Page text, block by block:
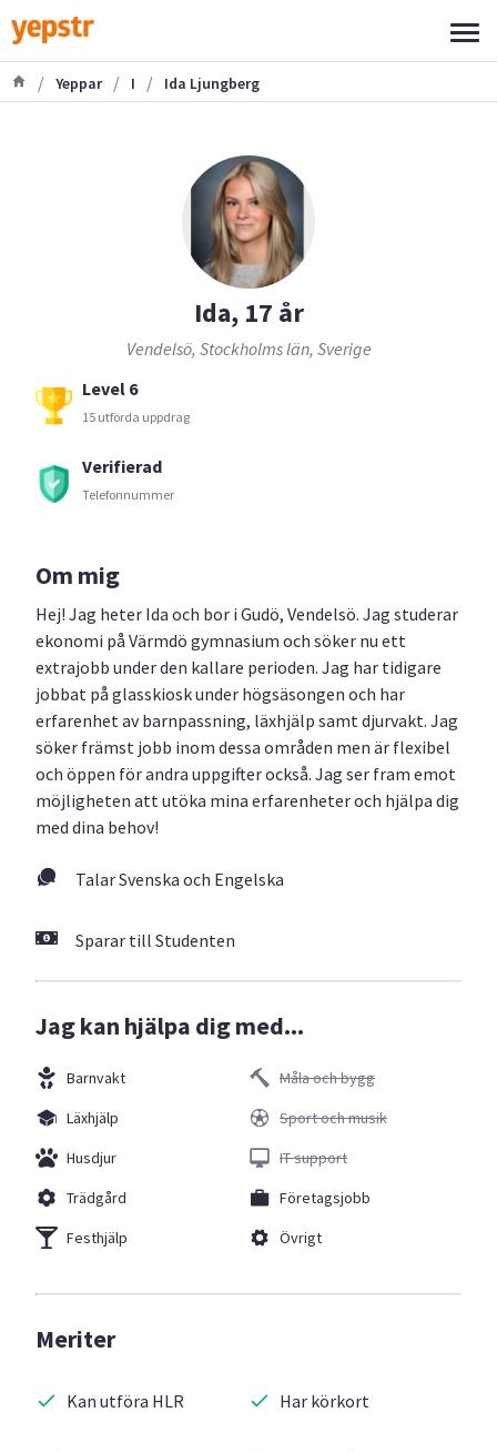
/ Yeppar / I / Ida Ljungberg
Ida, 17 år
Vendelsö, Stockholms län, Sverige
Level 6
15 utförda uppdrag
Verifierad
Telefonnummer
Om mig
Hej! Jag heter Ida och bor i Gudö, Vendelsö. Jag studerar
ekonomi på Värmdö gymnasium och söker nu ett
extrajobb under den kallare perioden. Jag har tidigare
jobbat på glasskiosk under högsäsongen och har
erfarenhet av barnpassning, läxhjälp samt djurvakt. Jag
söker främst jobb inom dessa områden men är flexibel
och öppen för andra uppgifter också. Jag ser fram emot
möjligheten att utöka mina erfarenheter och hjälpa dig
med dina behov!
Talar Svenska och Engelska
Sparar till Studenten
Jag kan hjälpa dig med...
Barnvakt
Läxhjälp
Husdjur
Trädgård
Festhjälp
Måla och bygg
Sport och musik
IT support
Företagsjobb
Övrigt
Meriter
Kan utföra HLR Har körkort